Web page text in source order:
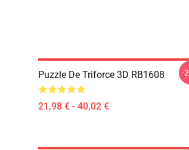
Puzzle De Triforce 3D RB1608
21,98 € - 40,02 €
-